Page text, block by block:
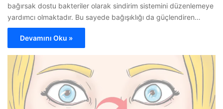
bağırsak dostu bakteriler olarak sindirim sistemini düzenlemeye
yardımcı olmaktadır. Bu sayede bağışıklığı da güçlendiren…
Devamını Oku »